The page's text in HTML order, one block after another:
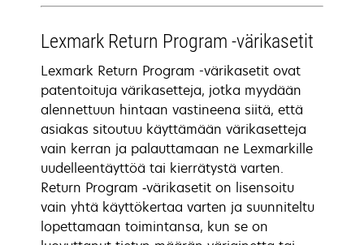
Lexmark Return Program -värikasetit
Lexmark Return Program -värikasetit ovat
patentoituja värikasetteja, jotka myydään
alennettuun hintaan vastineena siitä, että
asiakas sitoutuu käyttämään värikasetteja
vain kerran ja palauttamaan ne Lexmarkille
uudelleentäyttöä tai kierrätystä varten.
Return Program ‑värikasetit on lisensoitu
vain yhtä käyttökertaa varten ja suunniteltu
lopettamaan toimintansa, kun se on